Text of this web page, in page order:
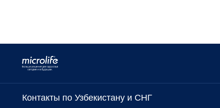
Контакты по Узбекистану и СНГ